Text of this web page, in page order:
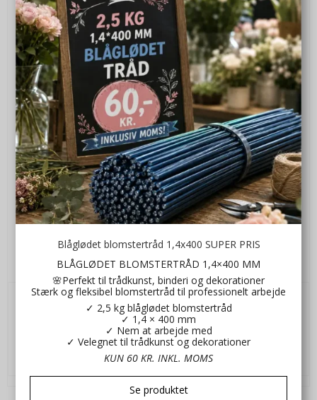
Manillamærker Grå str 5x10. 20 stk
Kl371712
VIS PRODUKT
Blåglødet blomstertråd 1,4x400 SUPER PRIS
BLÅGLØDET BLOMSTERTRÅD 1,4×400 MM
🌸Perfekt til trådkunst, binderi og dekorationer
Stærk og fleksibel blomstertråd til professionelt arbejde
✓ 2,5 kg blåglødet blomstertråd
✓ 1,4 × 400 mm
✓ Nem at arbejde med
✓ Velegnet til trådkunst og dekorationer
KUN 60 KR. INKL. MOMS
Se produktet